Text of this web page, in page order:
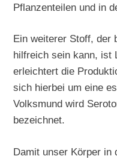
Pflanzenteilen und in
Ein weiterer Stoff, der
hilfreich sein kann, ist
erleichtert die
sich hierbei um eine
Volksmund wird
bezeichnet.
Damit unser Körper in